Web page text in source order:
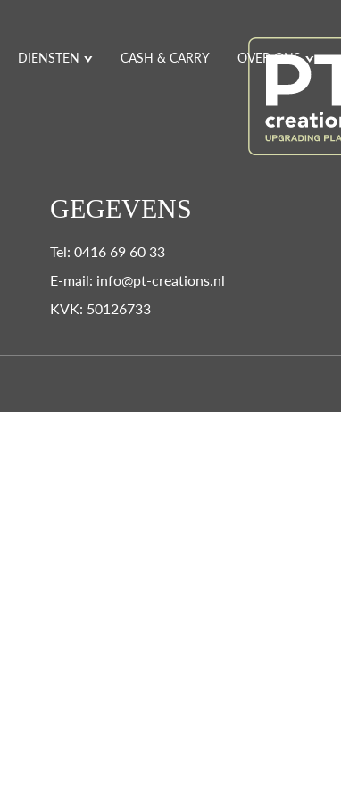
DIENSTEN CASH & CARRY OVER ONS
GEGEVENS
Tel: 0416 69 60 33
E-mail: info@pt-creations.nl
KVK: 50126733